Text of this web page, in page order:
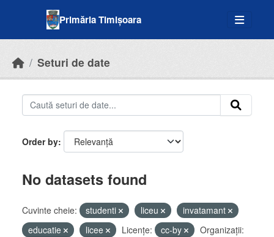
Primăria Timișoara
Seturi de date
Order by
No datasets found
Cuvinte cheie: studenti liceu
invatamant
educatie
licee Licenţe: cc-by
Organizații: